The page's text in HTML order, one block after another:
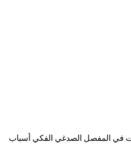
في المفصل الصدغي الفكي أسباب